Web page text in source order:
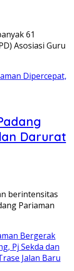
61
Asosiasi Guru
Darurat
berintensitas
Pariaman